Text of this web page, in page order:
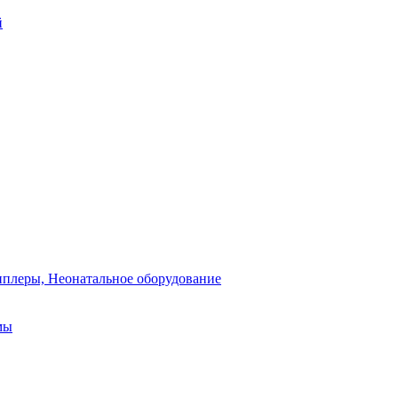
Неонатальное оборудование